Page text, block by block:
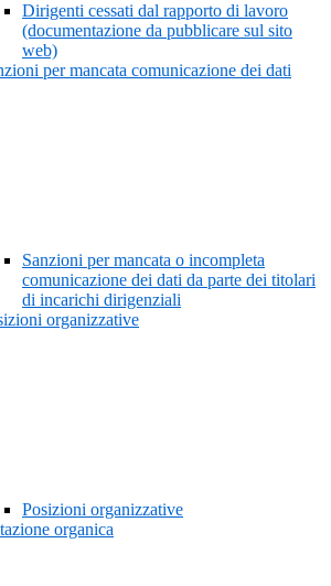
Dirigenti cessati dal rapporto di lavoro
(documentazione da pubblicare sul sito
web)
per mancata comunicazione dei dati
Sanzioni per mancata o incompleta
comunicazione dei dati da parte dei titolari
di incarichi dirigenziali
organizzative
Posizioni organizzative
organica